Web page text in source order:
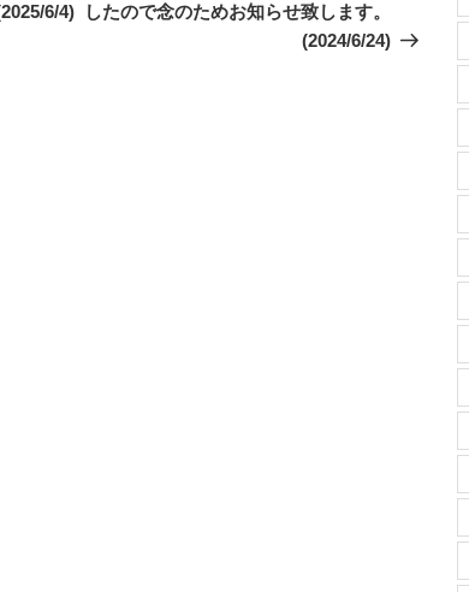
6/4)
したので念のためお知らせ致します。
(2024/6/24)